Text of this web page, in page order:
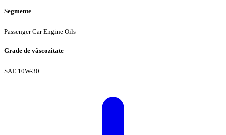
Segmente
Passenger Car Engine Oils
Grade de vâscozitate
SAE 10W-30